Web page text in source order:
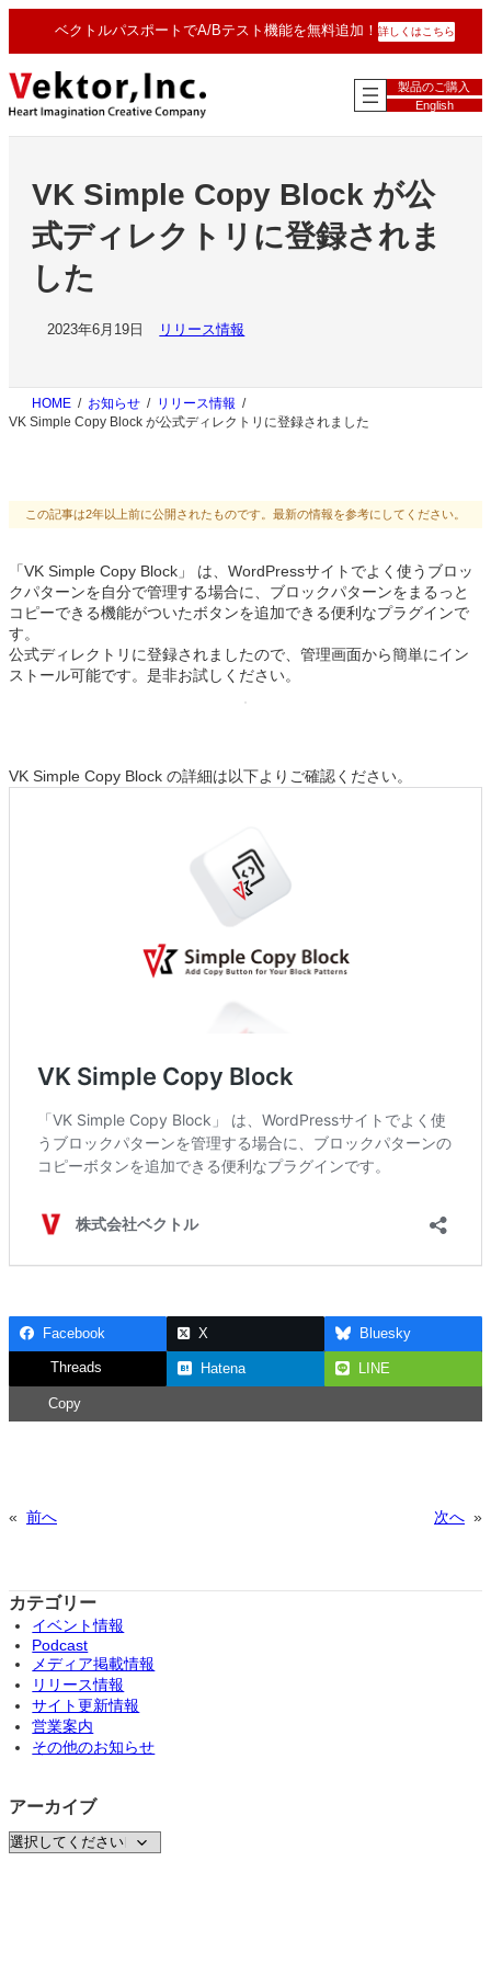
を
ス
キ
ッ
ベクトルパスポートでA/Bテスト機能を無料追加！ 詳しくはこちら
製品のご購入
English
VK Simple Copy Block が公
式ディレクトリに登録されま
した
2023年6月19日 リリース情報
HOME お知らせ
リリース情報
VK Simple Copy Block が公式ディレクトリに登録されました
この記事は2年以上前に公開されたものです。最新の情報を参考にしてください。
「VK Simple Copy Block」 は、WordPressサイトでよく使うブロッ
クパターンを自分で管理する場合に、ブロックパターンをまるっと
コピーできる機能がついたボタンを追加できる便利なプラグインで
す。
公式ディレクトリに登録されましたので、管理画面から簡単にイン
ストール可能です。是非お試しください。
VK Simple Copy Block の詳細は以下よりご確認ください。
Facebook X Bluesky
Threads Hatena LINE
Copy
« 前へ 次へ »
カテゴリー
イベント情報
Podcast
メディア掲載情報
リリース情報
サイト更新情報
営業案内
その他のお知らせ
アーカイブ